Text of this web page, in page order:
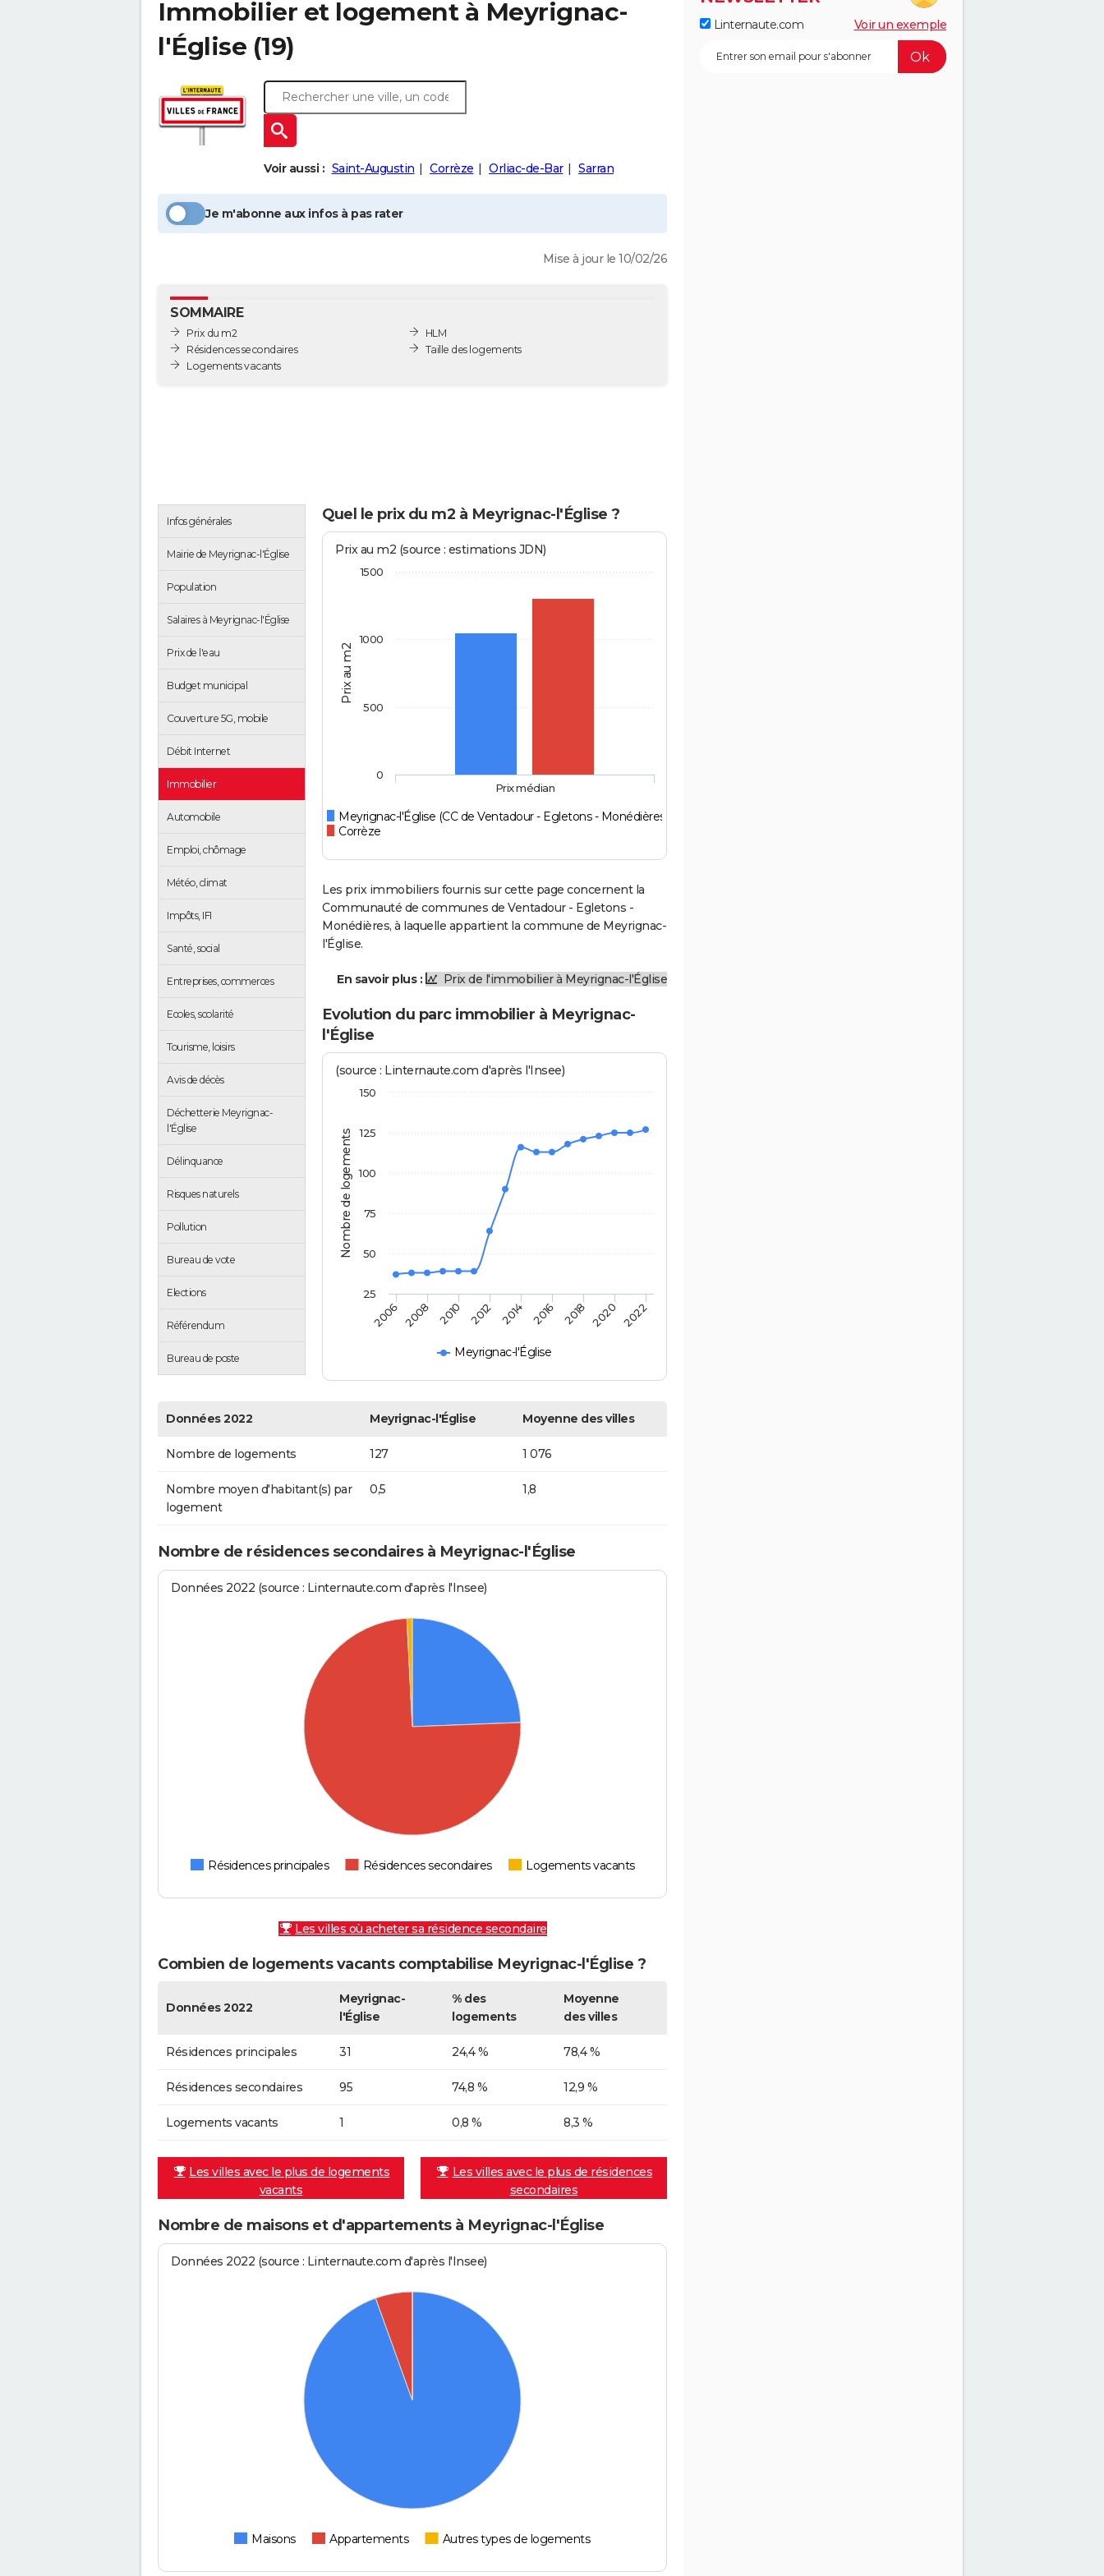
Immobilier et logement à Meyrignac-
l'Église (19)
Voir aussi : Saint-Augustin Corrèze Orliac-de-Bar Sarran
Je m'abonne aux infos à pas rater
Mise à jour le 10/02/26
SOMMAIRE
Prix du m2
Résidences secondaires
Logements vacants
HLM
Taille des logements
Infos générales
Mairie de Meyrignac-l'Église
Population
Salaires à Meyrignac-l'Église
Prix de l'eau
Budget municipal
Couverture 5G, mobile
Débit Internet
Immobilier
Automobile
Emploi, chômage
Météo, climat
Impôts, IFI
Santé, social
Entreprises, commerces
Ecoles, scolarité
Tourisme, loisirs
Avis de décès
Déchetterie Meyrignac-
l'Église
Délinquance
Risques naturels
Pollution
Bureau de vote
Elections
Référendum
Bureau de poste
Quel le prix du m2 à Meyrignac-l'Église ?
Prix au m2
Prix au m2 (source : estimations JDN)
Meyrignac-l'Église (CC de Ventadour - Egletons - Monédières)
Corrèze
Prix médian
0
500
1000
1500
Les prix immobiliers fournis sur cette page concernent la
Communauté de communes de Ventadour - Egletons -
Monédières, à laquelle appartient la commune de Meyrignac-
l'Église.
En savoir plus : Prix de l'immobilier à Meyrignac-l'Église
Evolution du parc immobilier à Meyrignac-
l'Église
Nombre de logements
(source : Linternaute.com d'après l'Insee)
Meyrignac-l'Église
2006 2008 2010 2012 2014 2016 2018 2020 2022
25
50
75
100
125
150
Données 2022 Meyrignac-l'Église Moyenne des villes
Nombre de logements 127 1 076
Nombre moyen d'habitant(s) par
logement
0,5 1,8
Nombre de résidences secondaires à Meyrignac-l'Église
Données 2022 (source : Linternaute.com d'après l'Insee)
Résidences principales Résidences secondaires Logements vacants
Les villes où acheter sa résidence secondaire
Combien de logements vacants comptabilise Meyrignac-l'Église ?
Données 2022
Meyrignac-
l'Église
% des
logements
Moyenne
des villes
Résidences principales 31 24,4 % 78,4 %
Résidences secondaires 95 74,8 % 12,9 %
Logements vacants 1 0,8 % 8,3 %
Les villes avec le plus de logements
vacants
Les villes avec le plus de résidences
secondaires
Nombre de maisons et d'appartements à Meyrignac-l'Église
Données 2022 (source : Linternaute.com d'après l'Insee)
Maisons Appartements Autres types de logements
Linternaute.com Voir un exemple